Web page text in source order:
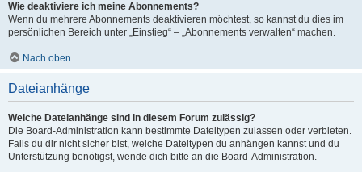
Wie deaktiviere ich meine Abonnements?
Wenn du mehrere Abonnements deaktivieren möchtest, so kannst du dies im
persönlichen Bereich unter „Einstieg“ – „Abonnements verwalten“ machen.
Nach oben
Dateianhänge
Welche Dateianhänge sind in diesem Forum zulässig?
Die Board-Administration kann bestimmte Dateitypen zulassen oder verbieten.
Falls du dir nicht sicher bist, welche Dateitypen du anhängen kannst und du
Unterstützung benötigst, wende dich bitte an die Board-Administration.